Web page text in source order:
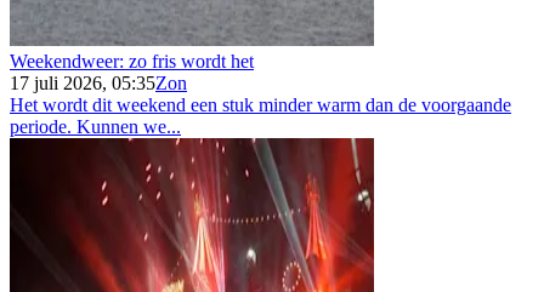
Weekendweer: zo fris wordt het
17 juli 2026, 05:35Zon
Het wordt dit weekend een stuk minder warm dan de voorgaande
periode. Kunnen we...